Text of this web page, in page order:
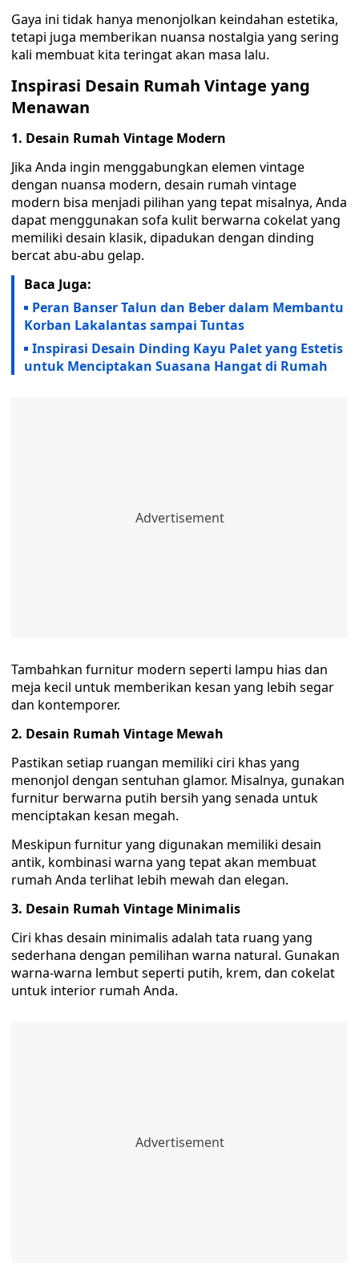
Gaya ini tidak hanya menonjolkan keindahan estetika,
tetapi juga memberikan nuansa nostalgia yang sering
kali membuat kita teringat akan masa lalu.
Inspirasi Desain Rumah Vintage yang
Menawan
1. Desain Rumah Vintage Modern
Jika Anda ingin menggabungkan elemen vintage
dengan nuansa modern, desain rumah vintage
modern bisa menjadi pilihan yang tepat misalnya, Anda
dapat menggunakan sofa kulit berwarna cokelat yang
memiliki desain klasik, dipadukan dengan dinding
bercat abu-abu gelap.
Baca Juga:
Peran Banser Talun dan Beber dalam Membantu
Korban Lakalantas sampai Tuntas
Inspirasi Desain Dinding Kayu Palet yang Estetis
untuk Menciptakan Suasana Hangat di Rumah
Tambahkan furnitur modern seperti lampu hias dan
meja kecil untuk memberikan kesan yang lebih segar
dan kontemporer.
2. Desain Rumah Vintage Mewah
Pastikan setiap ruangan memiliki ciri khas yang
menonjol dengan sentuhan glamor. Misalnya, gunakan
furnitur berwarna putih bersih yang senada untuk
menciptakan kesan megah.
Meskipun furnitur yang digunakan memiliki desain
antik, kombinasi warna yang tepat akan membuat
rumah Anda terlihat lebih mewah dan elegan.
3. Desain Rumah Vintage Minimalis
Ciri khas desain minimalis adalah tata ruang yang
sederhana dengan pemilihan warna natural. Gunakan
warna-warna lembut seperti putih, krem, dan cokelat
untuk interior rumah Anda.